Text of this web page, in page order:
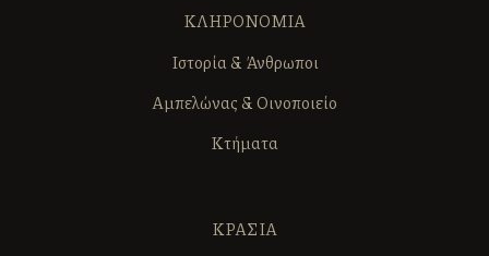
ΚΛΗΡΟΝΟΜΙΑ
Ιστορία & Άνθρωποι
Αμπελώνας & Οινοποιείο
Κτήματα
ΚΡΑΣΙΑ